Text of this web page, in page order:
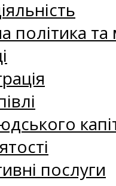
політика
послуги